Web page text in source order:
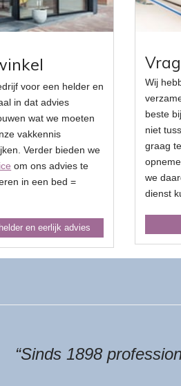
voor een helder en
in dat advies
wat we moeten
vakkennis
Verder bieden we
om ons advies te
in een bed =
en eerlijk advies
Wij
beste
niet
graag
we
dienst
“Sinds 1898